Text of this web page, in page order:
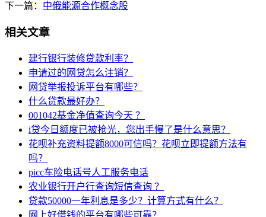
下一篇： 中俄能源合作概念股
相关文章
建行银行装修贷款利率？
申请过的网贷怎么注销？
网贷举报投诉平台有哪些？
什么贷款最好办？
001042基金净值查询今天 ？
i贷今日额度已被抢光，您出手慢了是什么意思？
花呗补充资料提额8000可信吗？花呗立即提额方法有
吗？
picc车险电话号人工服务电话
农业银行开户行查询短信查询 ？
贷款50000一年利息是多少？计算方式有什么？
网上好借钱的平台有哪些可靠？